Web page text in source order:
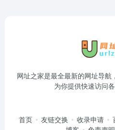
网址之家是最全最新的网址导航
为你提供快速访问
首页 友链交换 收录申请